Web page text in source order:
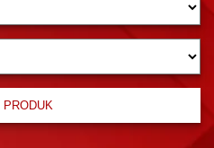
PRODUK